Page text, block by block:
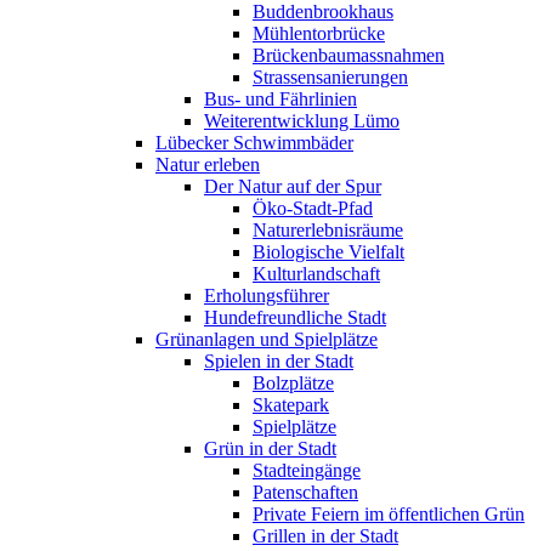
Buddenbrookhaus
Mühlentorbrücke
Brückenbaumassnahmen
Strassensanierungen
Bus- und Fährlinien
Weiterentwicklung Lümo
Lübecker Schwimmbäder
Natur erleben
Der Natur auf der Spur
Öko-Stadt-Pfad
Naturerlebnisräume
Biologische Vielfalt
Kulturlandschaft
Erholungsführer
Hundefreundliche Stadt
Grünanlagen und Spielplätze
Spielen in der Stadt
Bolzplätze
Skatepark
Spielplätze
Grün in der Stadt
Stadteingänge
Patenschaften
Private Feiern im öffentlichen Grün
Grillen in der Stadt